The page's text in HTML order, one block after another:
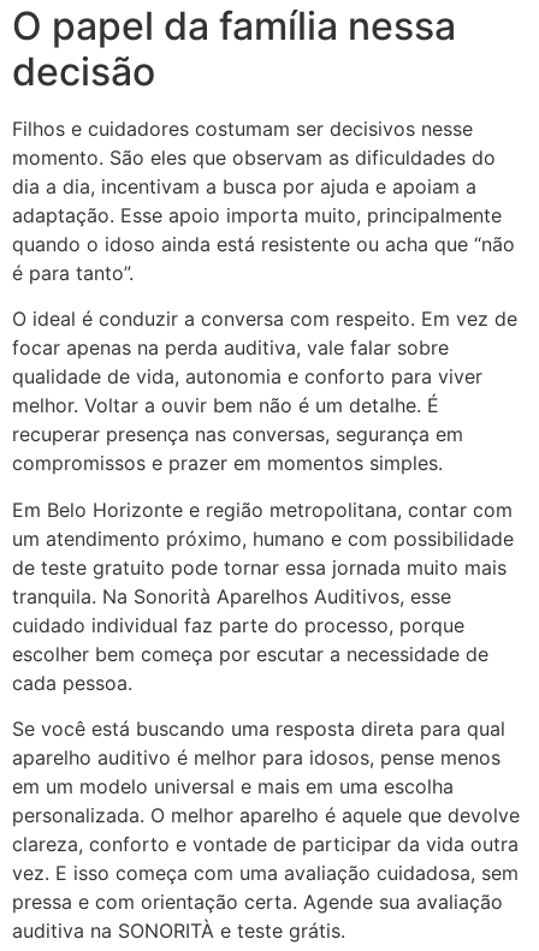
O papel da família nessa
decisão
Filhos e cuidadores costumam ser decisivos nesse
momento. São eles que observam as dificuldades do
dia a dia, incentivam a busca por ajuda e apoiam a
adaptação. Esse apoio importa muito, principalmente
quando o idoso ainda está resistente ou acha que “não
é para tanto”.
O ideal é conduzir a conversa com respeito. Em vez de
focar apenas na perda auditiva, vale falar sobre
qualidade de vida, autonomia e conforto para viver
melhor. Voltar a ouvir bem não é um detalhe. É
recuperar presença nas conversas, segurança em
compromissos e prazer em momentos simples.
Em Belo Horizonte e região metropolitana, contar com
um atendimento próximo, humano e com possibilidade
de teste gratuito pode tornar essa jornada muito mais
tranquila. Na Sonorità Aparelhos Auditivos, esse
cuidado individual faz parte do processo, porque
escolher bem começa por escutar a necessidade de
cada pessoa.
Se você está buscando uma resposta direta para qual
aparelho auditivo é melhor para idosos, pense menos
em um modelo universal e mais em uma escolha
personalizada. O melhor aparelho é aquele que devolve
clareza, conforto e vontade de participar da vida outra
vez. E isso começa com uma avaliação cuidadosa, sem
pressa e com orientação certa. Agende sua avaliação
auditiva na SONORITÀ e teste grátis.